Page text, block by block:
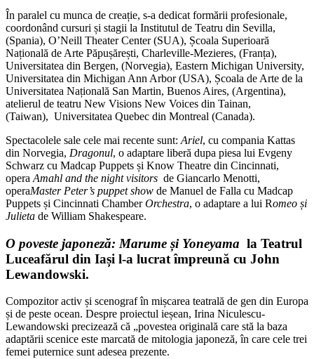
În paralel cu munca de creație, s-a dedicat formării profesionale,
coordonând cursuri și stagii la Institutul de Teatru din Sevilla,
(Spania), O’Neill Theater Center (SUA), Școala Superioară
Națională de Arte Păpușărești, Charleville-Mezieres, (Franța),
Universitatea din Bergen, (Norvegia), Eastern Michigan University,
Universitatea din Michigan Ann Arbor (USA), Școala de Arte de la
Universitatea Națională San Martin, Buenos Aires, (Argentina),
atelierul de teatru New Visions New Voices din Tainan,
(Taiwan), Universitatea Quebec din Montreal (Canada).
Spectacolele sale cele mai recente sunt: Ariel, cu compania Kattas
din Norvegia, Dragonul, o adaptare liberă dupa piesa lui Evgeny
Schwarz cu Madcap Puppets și Know Theatre din Cincinnati,
opera Amahl and the night visitors de Giancarlo Menotti,
operaMaster Peter’s puppet show de Manuel de Falla cu Madcap
Puppets și Cincinnati ChamberOrchestra, o adaptare a lui Romeo și
Julieta de William Shakespeare.
O poveste japoneză: Marume și Yoneyama la Teatrul
Luceafărul din Iași l-a lucrat împreună cu John
Lewandowski.
Compozitor activ și scenograf în mișcarea teatrală de gen din Europa
și de peste ocean. Despre proiectul ieșean, Irina Niculescu-
Lewandowski precizează că „povestea originală care stă la baza
adaptării scenice este marcată de mitologia japoneză, în care cele trei
femei puternice sunt adesea prezente.